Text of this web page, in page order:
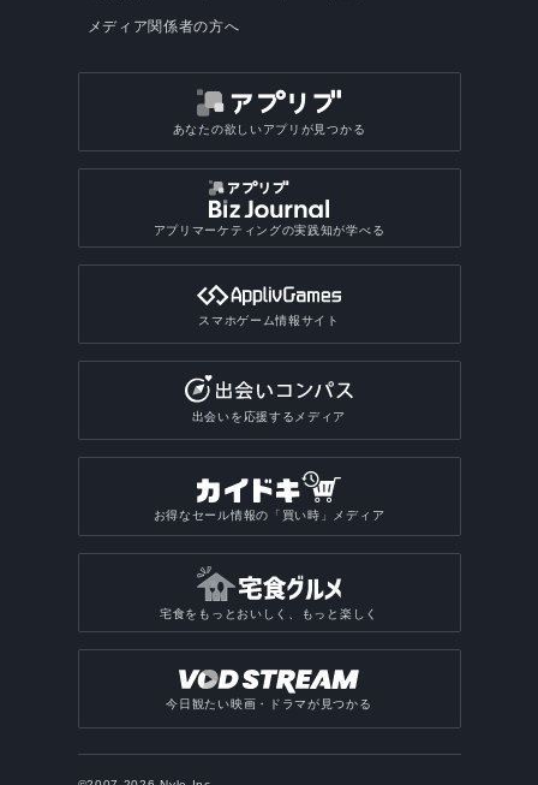
メディア関係者の方へ
あなたの欲しいアプリが見つかる
アプリマーケティングの実践知が学べる
スマホゲーム情報サイト
出会いを応援するメディア
お得なセール情報の「買い時」メディア
宅食をもっとおいしく、もっと楽しく
今日観たい映画・ドラマが見つかる